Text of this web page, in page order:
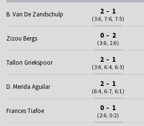
B. Van De Zandschulp 2 - 1
(3:6, 7:6, 7:5)
Zizou Bergs 0 - 2
(3:6, 2:6)
Tallon Griekspoor 2 - 1
(3:6, 6:4, 6:3)
D. Merida Aguilar 2 - 1
(6:4, 6:7, 6:1)
Frances Tiafoe 0 - 1
(2:6, 0:2)